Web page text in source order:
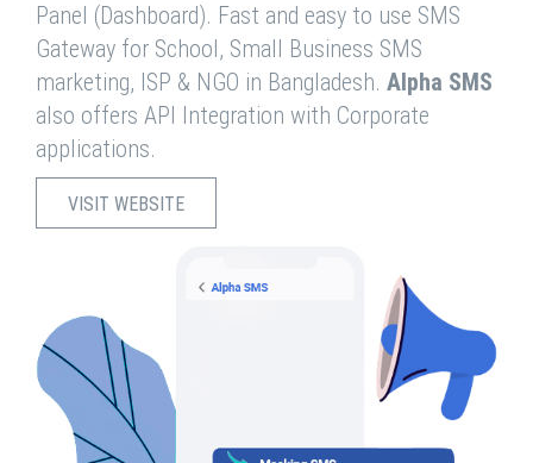
Panel (Dashboard). Fast and easy to use SMS
Gateway for School, Small Business SMS
marketing, ISP & NGO in Bangladesh. Alpha SMS
also offers API Integration with Corporate
applications.
VISIT WEBSITE